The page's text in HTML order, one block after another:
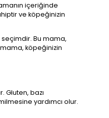
içeriğinde
ve köpeğinizin
Bu mama,
köpeğinizin
Gluten, bazı
yardımcı olur.